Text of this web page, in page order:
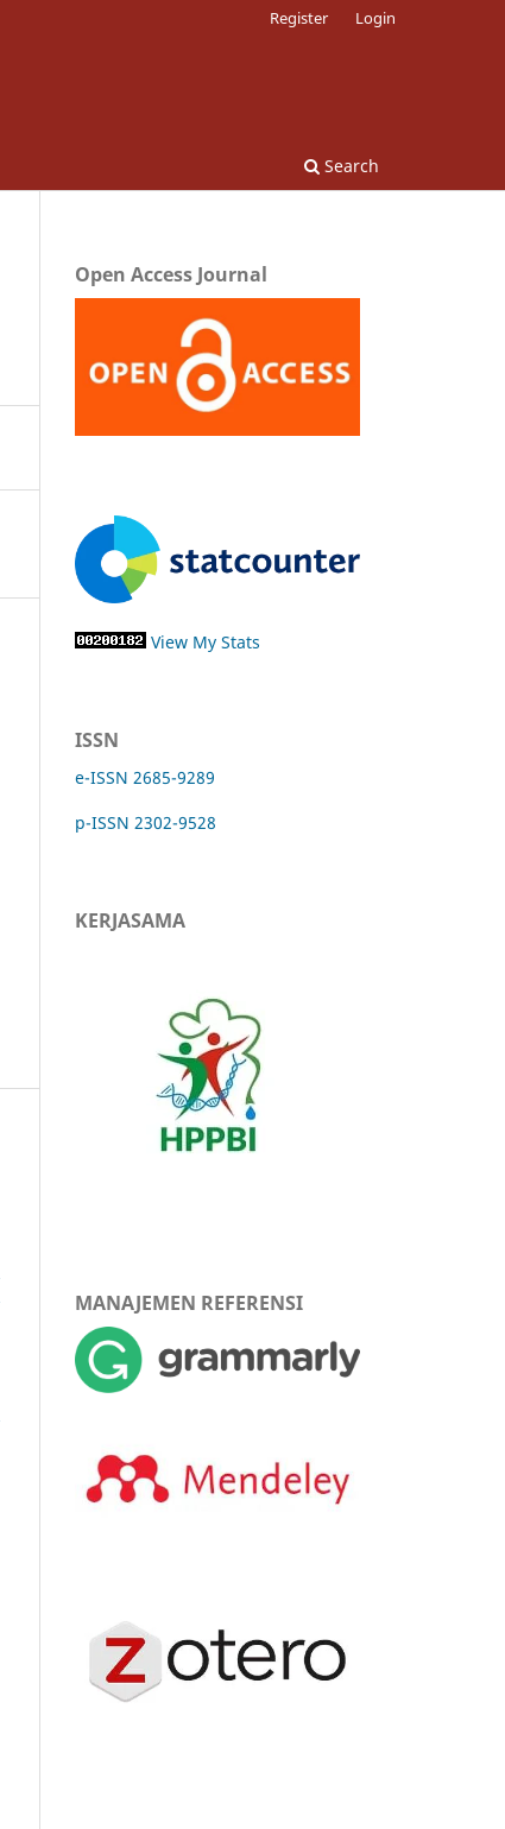
Search
Register Login
Open Access Journal
View My Stats
ISSN
e-ISSN 2685-9289
p-ISSN 2302-9528
KERJASAMA
MANAJEMEN REFERENSI